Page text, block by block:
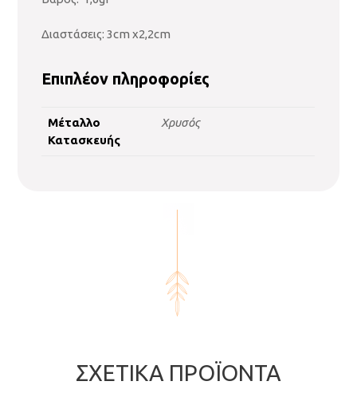
Διαστάσεις: 3cm x2,2cm
Επιπλέον πληροφορίες
Μέταλλο
Κατασκευής
Χρυσός
ΣΧΕΤΙΚΆ ΠΡΟΪΌΝΤΑ